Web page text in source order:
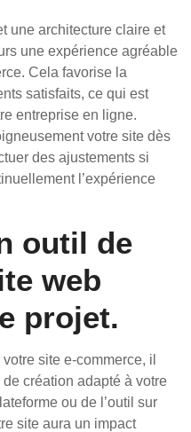
une architecture claire et
une expérience agréable
Cela favorise la
satisfaits, ce qui est
entreprise en ligne.
votre site dès
des ajustements si
l’expérience
outil de
web
projet.
site e-commerce, il
création adapté à votre
ou de l’outil sur
site aura un impact